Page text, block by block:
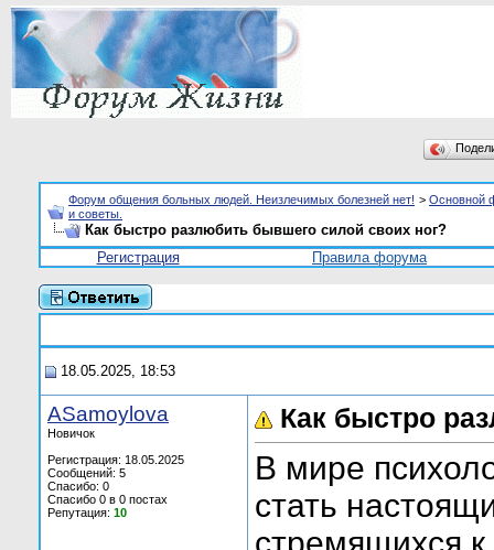
Форум общения больных людей. Неизлечимых болезней нет! > Основной
и советы.
Как быстро разлюбить бывшего силой своих ног?
Регистрация
Правила форума
18.05.2025, 18:53
ASamoylova
Новичок
Регистрация: 18.05.2025
Сообщений: 5
Спасибо: 0
Спасибо 0 в 0 постах
Репутация: 10
Как быстро
В мире
стать